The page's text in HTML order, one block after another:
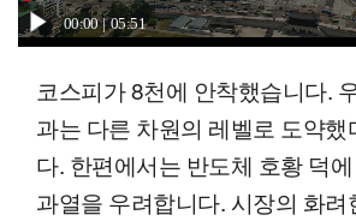
00:00 05:51
코스피가 8천에 안착했습니다.
과는 다른 차원의 레벨로 도약했
다. 한편에서는 반도체 호황 덕
과열을 우려합니다. 시장의 화